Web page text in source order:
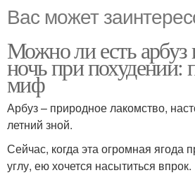
Вас может
Можно ли есть
ночь при похудении:
миф
Арбуз – природное лакомство,
летний зной.
Сейчас, когда эта огромная ягода
углу, ею хочется насытиться впрок.